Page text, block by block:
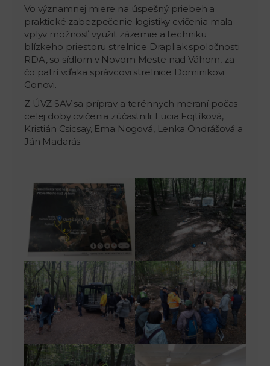
Vo významnej miere na úspešný priebeh a
praktické zabezpečenie logistiky cvičenia mala
vplyv možnosť využiť zázemie a techniku
blízkeho priestoru strelnice Drapliak spoločnosti
RDA, so sídlom v Novom Meste nad Váhom, za
čo patrí vďaka správcovi strelnice Dominikovi
Gonovi.
Z ÚVZ SAV sa príprav a terénnych meraní počas
celej doby cvičenia zúčastnili: Lucia Fojtíková,
Kristián Csicsay, Ema Nogová, Lenka Ondrášová a
Ján Madarás.